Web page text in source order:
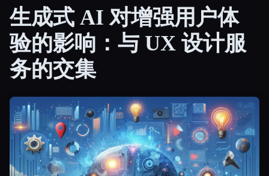
博客
比较工具
所有分类
生成式 AI 对增强用户体
验的影响：与 UX 设计服
务的交集